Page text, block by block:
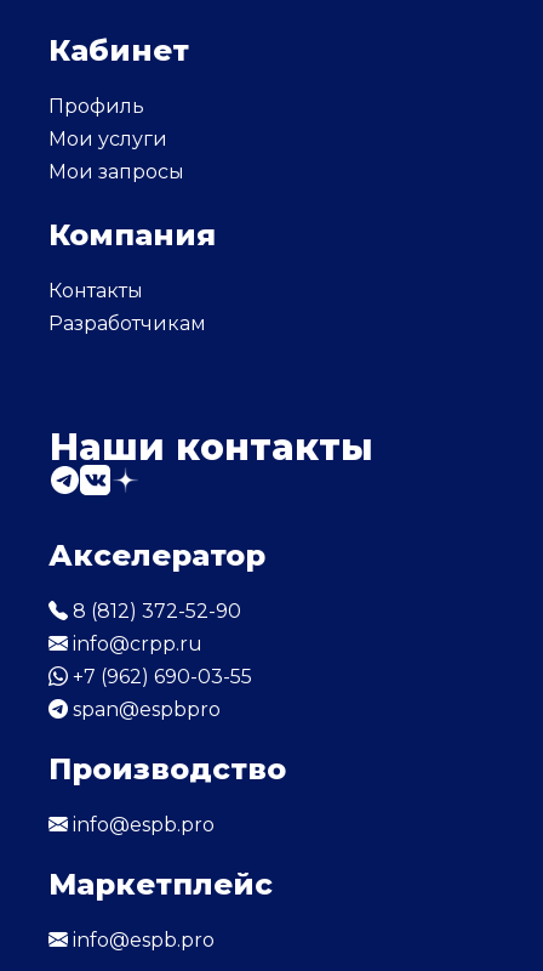
Кабинет
Профиль
Мои услуги
Мои запросы
Компания
Контакты
Разработчикам
Наши контакты
Акселератор
8 (812) 372-52-90
info@crpp.ru
+7 (962) 690-03-55
span@espbpro
Производство
info@espb.pro
Маркетплейс
info@espb.pro